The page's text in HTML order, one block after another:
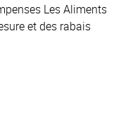
Les Aliments
et des rabais